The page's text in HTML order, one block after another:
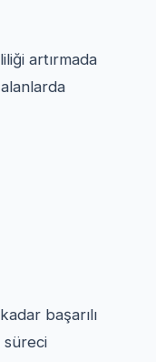
artırmada
başarılı
süreci